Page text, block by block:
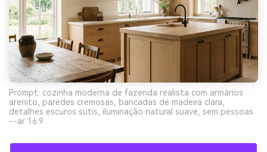
Prompt: cozinha moderna de fazenda realista com armários
arenito, paredes cremosas, bancadas de madeira clara,
detalhes escuros sutis, iluminação natural suave, sem pessoas
--ar 16:9